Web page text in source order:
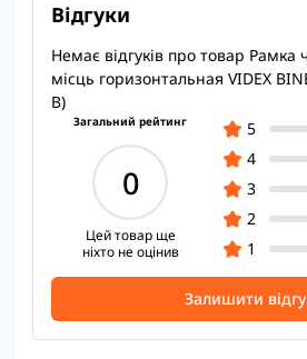
Відгуки
Немає відгуків про товар Рамка
місць горизонтальная VIDEX
B)
Загальний рейтинг
0
Цей товар ще
ніхто не оцінив
5
4
3
2
1
Залишити